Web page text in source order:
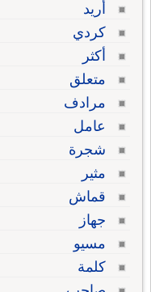
أريد
كردي
أكثر
متعلق
مرادف
عامل
شجرة
مثير
قماش
جهاز
مسيو
كلمة